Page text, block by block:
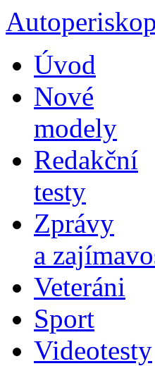
obsahu
webu
Úvod
Nové
modely
Redakční
testy
Zprávy
a
Veteráni
Sport
Videotesty